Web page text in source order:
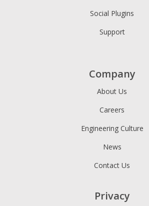
Social Plugins
Support
Company
About Us
Careers
Engineering Culture
News
Contact Us
Privacy